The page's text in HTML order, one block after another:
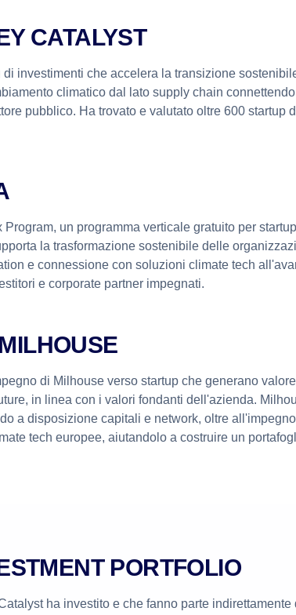
CATALYST
investimenti che accelera la transizione
climatico dal lato supply chain
pubblico. Ha trovato e valutato oltre 600 startup
un programma verticale gratuito per
la trasformazione sostenibile delle
e connessione con soluzioni climate tech
e corporate partner impegnati.
di Milhouse verso startup che generano
in linea con i valori fondanti dell'azienda.
a disposizione capitali e network, oltre
tech europee, aiutandolo a costruire un
PORTFOLIO
ha investito e che fanno parte indirettamente